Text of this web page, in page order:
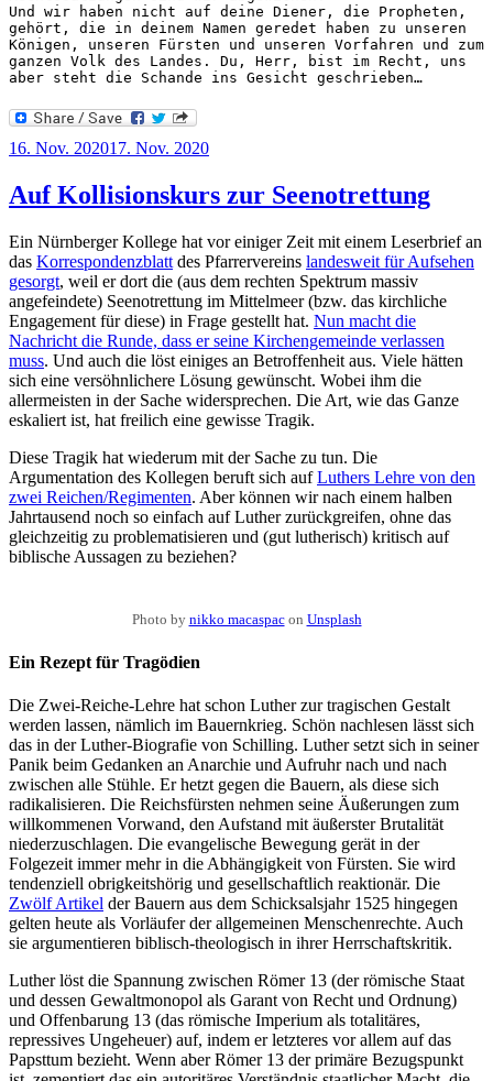
Und wir haben nicht auf deine Diener, die Propheten,
gehört, die in deinem Namen geredet haben zu unseren
Königen, unseren Fürsten und unseren Vorfahren und zum
ganzen Volk des Landes. Du, Herr, bist im Recht, uns
aber steht die Schande ins Gesicht geschrieben…
Veröffentlicht
16. Nov. 202017. Nov. 2020
Auf Kollisionskurs zur Seenotrettung
Ein Nürnberger Kollege hat vor einiger Zeit mit einem Leserbrief an
das Korrespondenzblatt des Pfarrervereins landesweit für Aufsehen
gesorgt, weil er dort die (aus dem rechten Spektrum massiv
angefeindete) Seenotrettung im Mittelmeer (bzw. das kirchliche
Engagement für diese) in Frage gestellt hat. Nun macht die
Nachricht die Runde, dass er seine Kirchengemeinde verlassen
muss. Und auch die löst einiges an Betroffenheit aus. Viele hätten
sich eine versöhnlichere Lösung gewünscht. Wobei ihm die
allermeisten in der Sache widersprechen. Die Art, wie das Ganze
eskaliert ist, hat freilich eine gewisse Tragik.
Diese Tragik hat wiederum mit der Sache zu tun. Die
Argumentation des Kollegen beruft sich aufLuthers Lehre von den
zwei Reichen/Regimenten. Aber können wir nach einem halben
Jahrtausend noch so einfach auf Luther zurückgreifen, ohne das
gleichzeitig zu problematisieren und (gut lutherisch) kritisch auf
biblische Aussagen zu beziehen?
Photo by nikko macaspacon Unsplash
Ein Rezept für Tragödien
Die Zwei-Reiche-Lehre hat schon Luther zur tragischen Gestalt
werden lassen, nämlich im Bauernkrieg. Schön nachlesen lässt sich
das in der Luther-Biografie von Schilling. Luther setzt sich in seiner
Panik beim Gedanken an Anarchie und Aufruhr nach und nach
zwischen alle Stühle. Er hetzt gegen die Bauern, als diese sich
radikalisieren. Die Reichsfürsten nehmen seine Äußerungen zum
willkommenen Vorwand, den Aufstand mit äußerster Brutalität
niederzuschlagen. Die evangelische Bewegung gerät in der
Folgezeit immer mehr in die Abhängigkeit von Fürsten. Sie wird
tendenziell obrigkeitshörig und gesellschaftlich reaktionär. Die
Zwölf Artikel der Bauern aus dem Schicksalsjahr 1525 hingegen
gelten heute als Vorläufer der allgemeinen Menschenrechte. Auch
sie argumentieren biblisch-theologisch in ihrer Herrschaftskritik.
Luther löst die Spannung zwischen Römer 13 (der römische Staat
und dessen Gewaltmonopol als Garant von Recht und Ordnung)
und Offenbarung 13 (das römische Imperium als totalitäres,
repressives Ungeheuer) auf, indem er letzteres vor allem auf das
Papsttum bezieht. Wenn aber Römer 13 der primäre Bezugspunkt